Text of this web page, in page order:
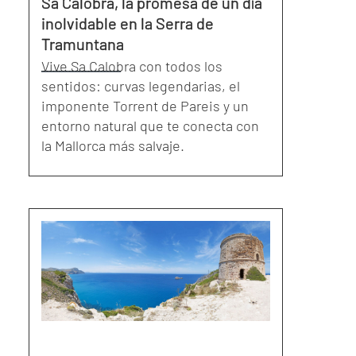
inolvidable en la Serra de
Tramuntana
Vive Sa Calobra con todos los
sentidos: curvas legendarias, el
imponente Torrent de Pareis y un
entorno natural que te conecta con
la Mallorca más salvaje.